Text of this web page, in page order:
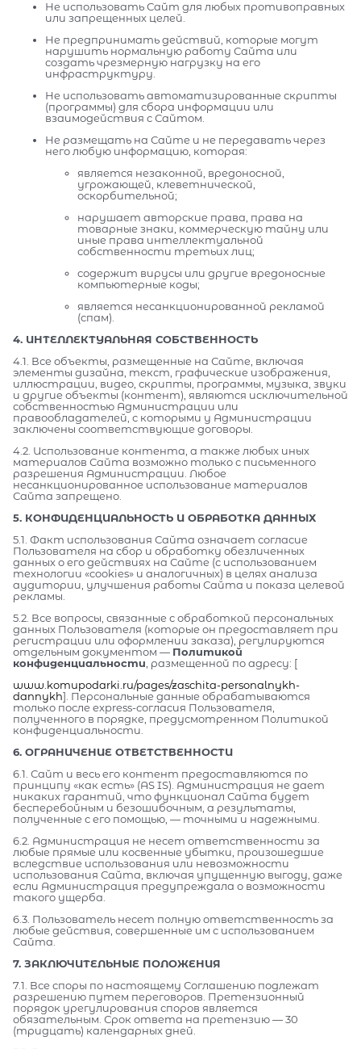
Не использовать Сайт для любых противоправных
или запрещенных целей.
Не предпринимать действий, которые могут
нарушить нормальную работу Сайта или
создать чрезмерную нагрузку на его
инфраструктуру.
Не использовать автоматизированные скрипты
(программы) для сбора информации или
взаимодействия с Сайтом.
Не размещать на Сайте и не передавать через
него любую информацию, которая:
является незаконной, вредоносной,
угрожающей, клеветнической,
оскорбительной;
нарушает авторские права, права на
товарные знаки, коммерческую тайну или
иные права интеллектуальной
собственности третьих лиц;
содержит вирусы или другие вредоносные
компьютерные коды;
является несанкционированной рекламой
(спам).
4. ИНТЕЛЛЕКТУАЛЬНАЯ СОБСТВЕННОСТЬ
4.1. Все объекты, размещенные на Сайте, включая
элементы дизайна, текст, графические изображения,
иллюстрации, видео, скрипты, программы, музыка, звуки
и другие объекты (контент), являются исключительной
собственностью Администрации или
правообладателей, с которыми у Администрации
заключены соответствующие договоры.
4.2. Использование контента, а также любых иных
материалов Сайта возможно только с письменного
разрешения Администрации. Любое
несанкционированное использование материалов
Сайта запрещено.
5. КОНФИДЕНЦИАЛЬНОСТЬ И ОБРАБОТКА ДАННЫХ
5.1. Факт использования Сайта означает согласие
Пользователя на сбор и обработку обезличенных
данных о его действиях на Сайте (с использованием
технологии «cookies» и аналогичных) в целях анализа
аудитории, улучшения работы Сайта и показа целевой
рекламы.
5.2. Все вопросы, связанные с обработкой персональных
данных Пользователя (которые он предоставляет при
регистрации или оформлении заказа), регулируются
отдельным документом — Политикой
конфиденциальности , размещенной по адресу: [
www.komupodarki.ru/pages/zaschita-personalnykh-
dannykh]. Персональные данные обрабатываются
только после express-согласия Пользователя,
полученного в порядке, предусмотренном Политикой
конфиденциальности.
6. ОГРАНИЧЕНИЕ ОТВЕТСТВЕННОСТИ
6.1. Сайт и весь его контент предоставляются по
принципу «как есть» (AS IS). Администрация не дает
никаких гарантий, что функционал Сайта будет
бесперебойным и безошибочным, а результаты,
полученные с его помощью, — точными и надежными.
6.2. Администрация не несет ответственности за
любые прямые или косвенные убытки, произошедшие
вследствие использования или невозможности
использования Сайта, включая упущенную выгоду, даже
если Администрация предупреждала о возможности
такого ущерба.
6.3. Пользователь несет полную ответственность за
любые действия, совершенные им с использованием
Сайта.
7. ЗАКЛЮЧИТЕЛЬНЫЕ ПОЛОЖЕНИЯ
7.1. Все споры по настоящему Соглашению подлежат
разрешению путем переговоров. Претензионный
порядок урегулирования споров является
обязательным. Срок ответа на претензию — 30
(тридцать) календарных дней.